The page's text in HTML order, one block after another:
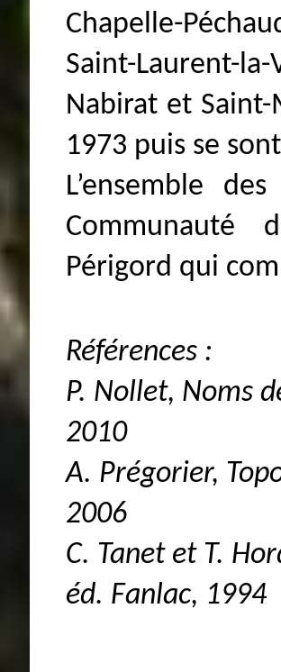
Chapelle-
Saint-Laurent-
Nabirat et
1973 puis se
L’ensemble
Communauté
Périgord qui
Références :
P. Nollet, Noms
2010
A. Prégorier,
2006
C. Tanet et T.
éd. Fanlac, 1994